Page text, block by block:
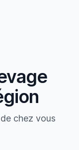
chez vous